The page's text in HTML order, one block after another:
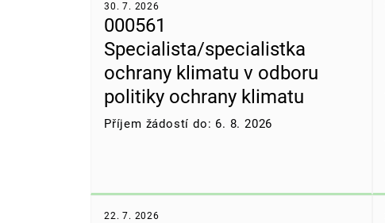
000561
Specialista/specialistka
ochrany klimatu v odboru
politiky ochrany klimatu
Příjem žádostí do: 6. 8. 2026
30. 7. 2026
22. 7. 2026